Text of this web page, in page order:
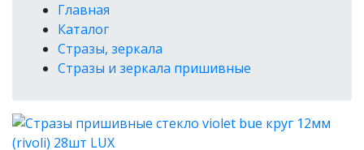
Главная
Каталог
Стразы, зеркала
Стразы и зеркала пришивные